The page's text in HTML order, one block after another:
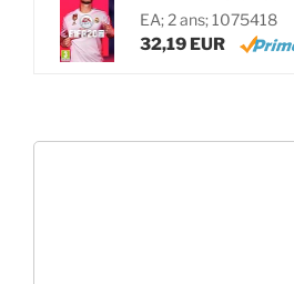
EA; 2 ans; 1075418
32,19 EUR